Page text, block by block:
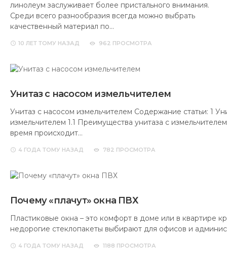
линолеум заслуживает более пристального внимания.
Среди всего разнообразия всегда можно выбрать
качественный материал по…
10 ЛЕТ ТОМУ НАЗАД 962 ПРОСМОТРА
Унитаз с насосом измельчителем
Унитаз с насосом измельчителем Содержание статьи: 1
измельчителем 1.1 Преимущества унитаза с
время происходит…
4 ГОДА ТОМУ НАЗАД 782 ПРОСМОТРА
Почему «плачут» окна ПВХ
Пластиковые окна – это комфорт в доме или в квартире
недорогие стеклопакеты выбирают для офисов и
4 ГОДА ТОМУ НАЗАД 1188 ПРОСМОТРА